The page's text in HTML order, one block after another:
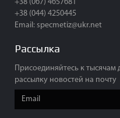
+38 (067) 4657681
+38 (044) 4250445
Email: specmetiz@ukr.net
Рассылка
Присоединяйтесь к тысячам
рассылку новостей на почту